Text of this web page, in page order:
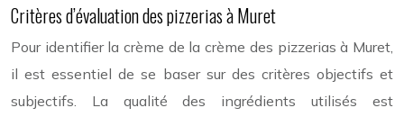
Critères d’évaluation des pizzerias à Muret
Pour identifier la crème de la crème des pizzerias à Muret,
il est essentiel de se baser sur des critères objectifs et
subjectifs. La qualité des ingrédients utilisés est